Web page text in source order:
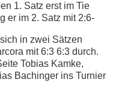
1. Satz erst im Tie
er im 2. Satz mit 2:6-
in zwei Sätzen
mit 6:3 6:3 durch.
Tobias Kamke,
Bachinger ins Turnier